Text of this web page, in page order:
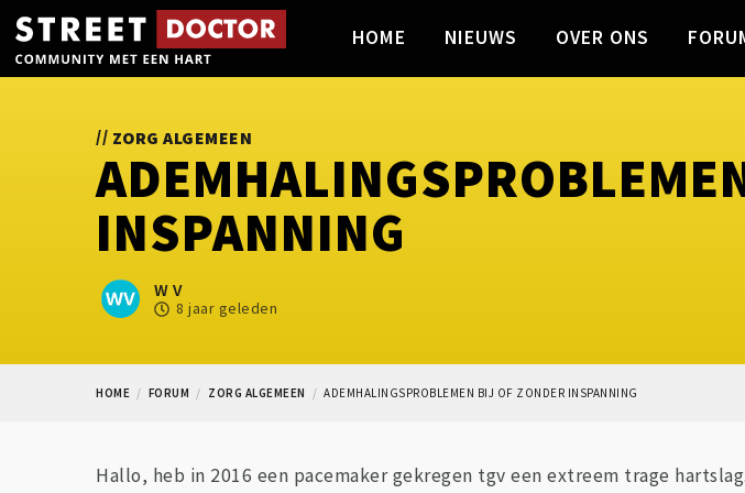
HOME NIEUWS OVER ONS
// ZORG ALGEMEEN
INSPANNING
W V
8 jaar geleden
HOME FORUM ZORG ALGEMEEN ADEMHALINGSPROBLEMEN BIJ OF ZONDER INSPANNING
Hallo, heb in 2016 een pacemaker gekregen tgv een extreem trage